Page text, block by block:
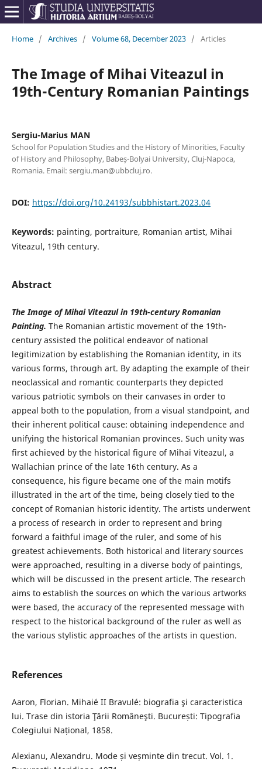
Home / Archives / Volume 68, December 2023 / Articles
The Image of Mihai Viteazul in
19th-Century Romanian Paintings
Sergiu-Marius MAN
School for Population Studies and the History of Minorities, Faculty
of History and Philosophy, Babeș-Bolyai University, Cluj-Napoca,
Romania. Email: sergiu.man@ubbcluj.ro.
DOI: https://doi.org/10.24193/subbhistart.2023.04
Keywords: painting, portraiture, Romanian artist, Mihai
Viteazul, 19th century.
Abstract
The Image of Mihai Viteazul in 19th-century Romanian
Painting. The Romanian artistic movement of the 19th-
century assisted the political endeavor of national
legitimization by establishing the Romanian identity, in its
various forms, through art. By adapting the example of their
neoclassical and romantic counterparts they depicted
various patriotic symbols on their canvases in order to
appeal both to the population, from a visual standpoint, and
their inherent political cause: obtaining independence and
unifying the historical Romanian provinces. Such unity was
first achieved by the historical figure of Mihai Viteazul, a
Wallachian prince of the late 16th century. As a
consequence, his figure became one of the main motifs
illustrated in the art of the time, being closely tied to the
concept of Romanian historic identity. The artists underwent
a process of research in order to represent and bring
forward a faithful image of the ruler, and some of his
greatest achievements. Both historical and literary sources
were approached, resulting in a diverse body of paintings,
which will be discussed in the present article. The research
aims to establish the sources on which the various artworks
were based, the accuracy of the represented message with
respect to the historical background of the ruler as well as
the various stylistic approaches of the artists in question.
References
Aaron, Florian. Mihaié II Bravulé: biografia şi caracteristica
lui. Trase din istoria Ţării Româneşti. București: Tipografia
Colegiului Național, 1858.
Alexianu, Alexandru. Mode și veșminte din trecut. Vol. 1.